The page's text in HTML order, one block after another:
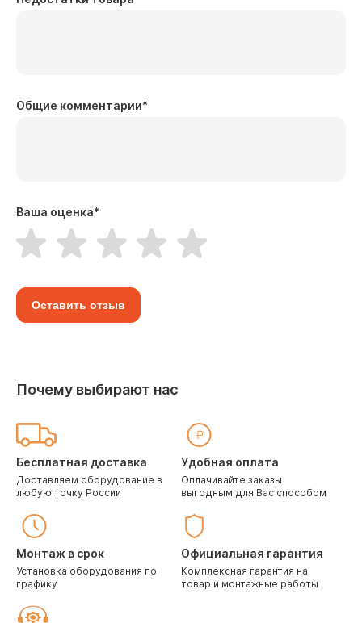
Общие комментарии*
Ваша оценка*
Оставить отзыв
Почему выбирают нас
Бесплатная доставка
Доставляем оборудование в
любую точку России
Удобная оплата
Оплачивайте заказы
выгодным для Вас способом
Монтаж в срок
Установка оборудования по
графику
Официальная гарантия
Комплексная гарантия на
товар и монтажные работы